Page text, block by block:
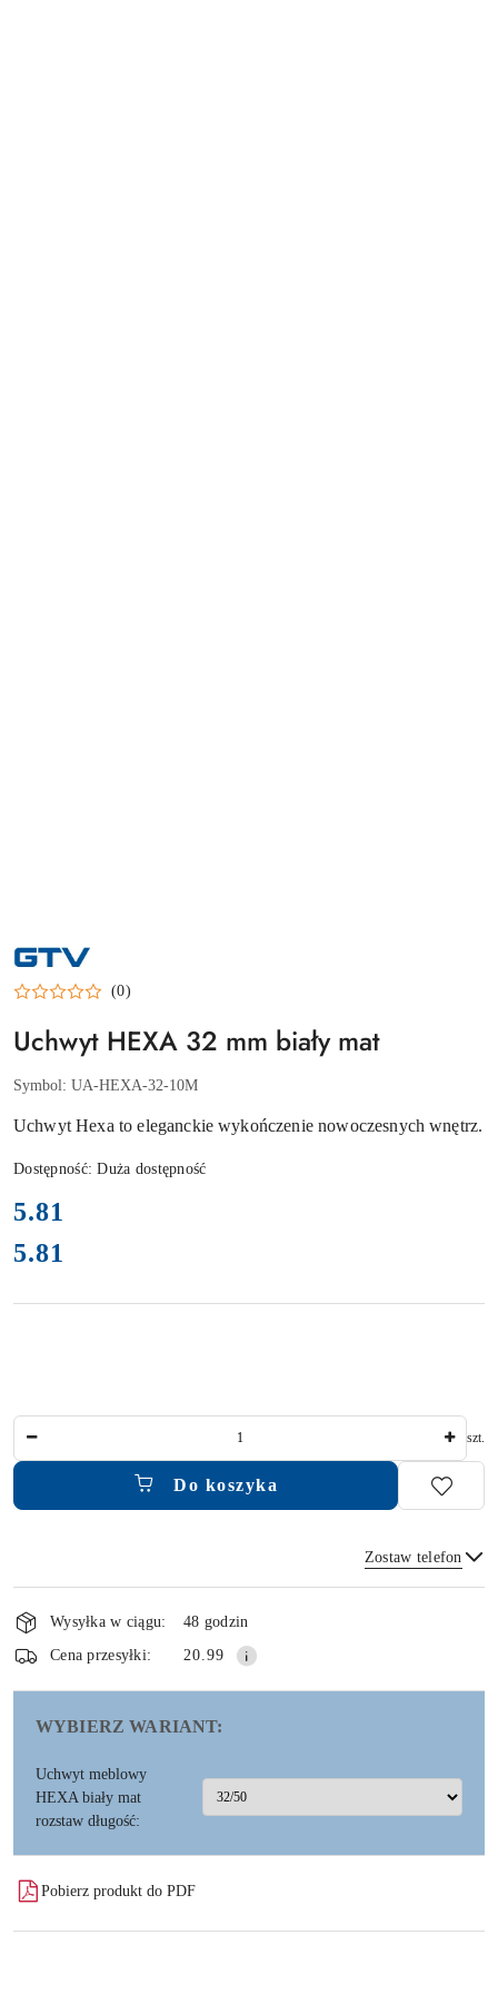
NAZWA
PRODUCENTA:
GTV
(0)
Uchwyt HEXA 32 mm biały mat
Symbol: UA-HEXA-32-10M
Uchwyt Hexa to eleganckie wykończenie nowoczesnych wnętrz.
Dostępność:Duża dostępność
cena:
5.81
Cena:
5.81
szt.
Do koszyka
Zostaw telefon
Wyślij
Dostępność
i
dostawa
Wysyłka w ciągu:
48 godzin
Cena przesyłki:
20.99
WYBIERZ WARIANT:
Uchwyt meblowy
HEXA biały mat
rozstaw długość:
Pobierz produkt do PDF